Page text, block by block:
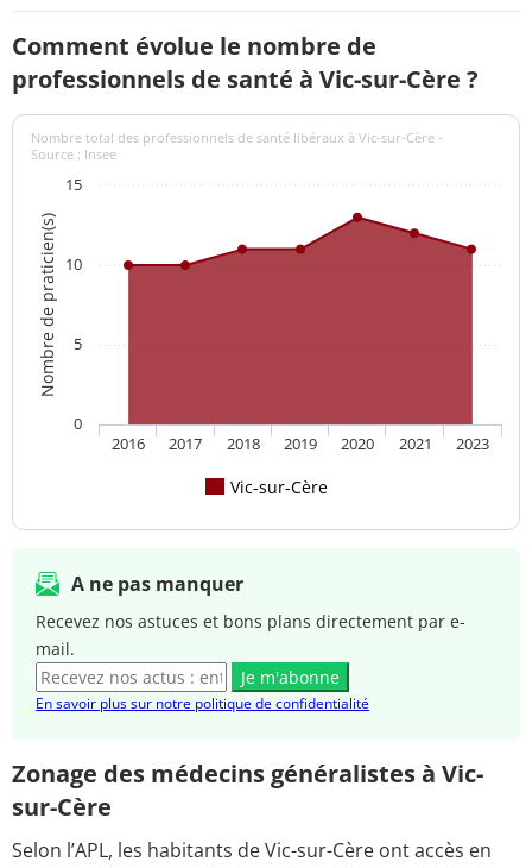
Comment évolue le nombre de
professionnels de santé à Vic-sur-Cère ?
Nombre de praticien(s)
Nombre total des professionnels de santé libéraux à Vic-sur-Cère -
Source : Insee
Vic-sur-Cère
2016 2017 2018 2019 2020 2021 2023
0
5
10
15
A ne pas manquer
Recevez nos astuces et bons plans directement par e-
mail.
Je m'abonne
En savoir plus sur notre politique de confidentialité
Zonage des médecins généralistes à Vic-
sur-Cère
Selon l’APL, les habitants de Vic-sur-Cère ont accès en